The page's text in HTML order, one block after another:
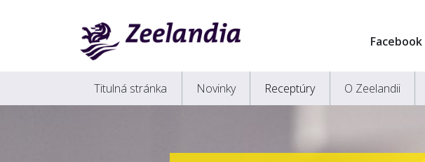
Facebook
Titulná stránka Novinky Receptúry O Zeelandii